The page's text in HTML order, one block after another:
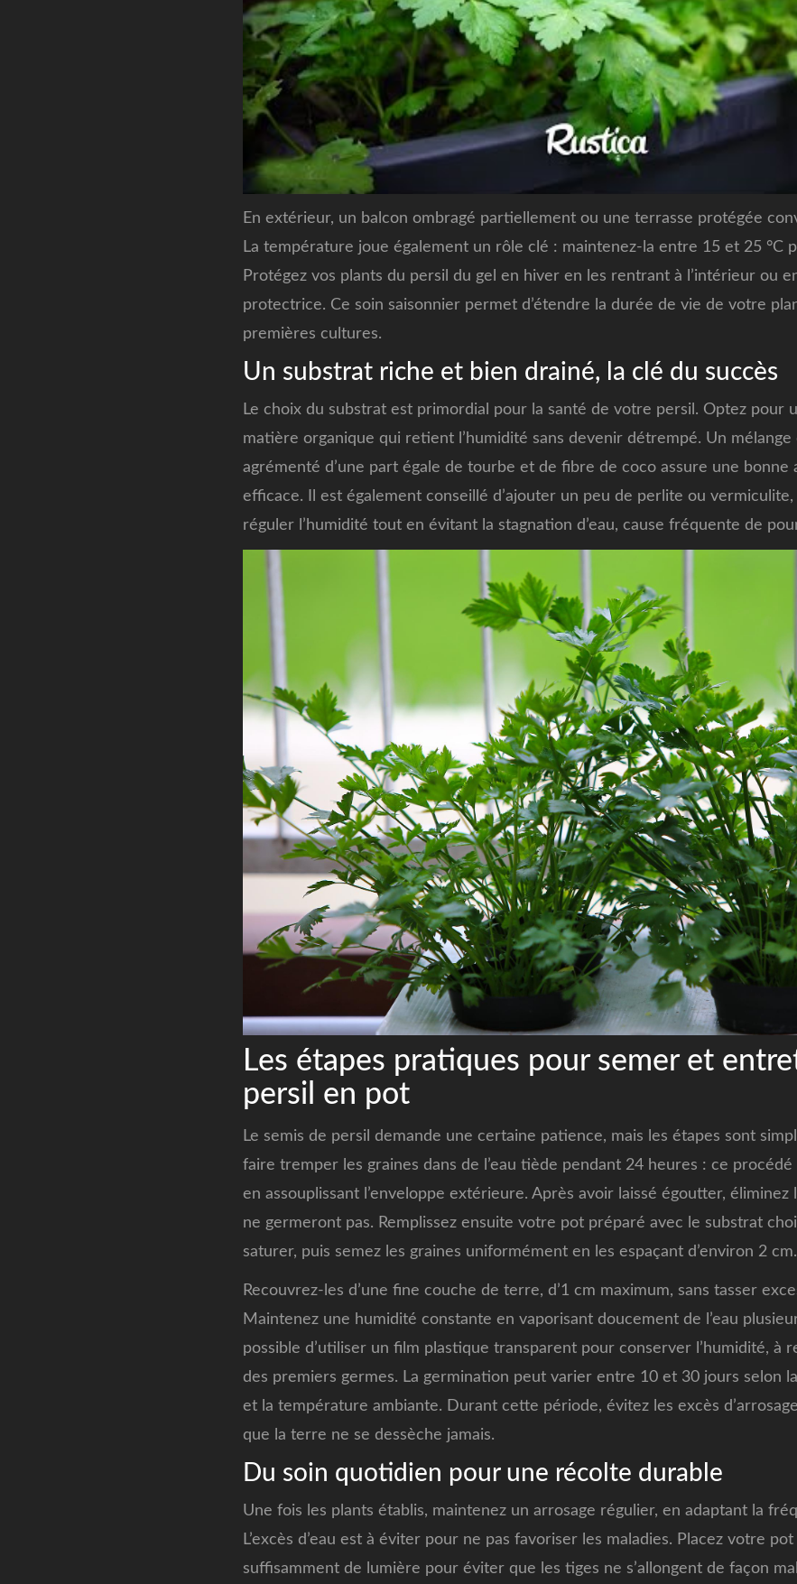
En extérieur, un balcon ombragé partiellement ou une terrasse protégée
La température joue également un rôle clé : maintenez-la entre 15 et 25 °C
Protégez vos plants du persil du gel en hiver en les rentrant à l’intérieur ou
protectrice. Ce soin saisonnier permet d’étendre la durée de vie de votre
premières cultures.
Un substrat riche et bien drainé, la clé du succès
Le choix du substrat est primordial pour la santé de votre persil. Optez pour
matière organique qui retient l’humidité sans devenir détrempé. Un mélange
agrémenté d’une part égale de tourbe et de fibre de coco assure une bonne
efficace. Il est également conseillé d’ajouter un peu de perlite ou
réguler l’humidité tout en évitant la stagnation d’eau, cause fréquente de
Les étapes pratiques pour semer et
persil en pot
Le semis de persil demande une certaine patience, mais les étapes sont
faire tremper les graines dans de l’eau tiède pendant 24 heures : ce
en assouplissant l’enveloppe extérieure. Après avoir laissé égoutter,
ne germeront pas. Remplissez ensuite votre pot préparé avec le substrat
saturer, puis semez les graines uniformément en les espaçant d’environ 2 cm.
Recouvrez-les d’une fine couche de terre, d’1 cm maximum, sans tasser
Maintenez une humidité constante en vaporisant doucement de l’eau
possible d’utiliser un film plastique transparent pour conserver l’humidité, à
des premiers germes. La germination peut varier entre 10 et 30 jours selon
et la température ambiante. Durant cette période, évitez les excès
que la terre ne se dessèche jamais.
Du soin quotidien pour une récolte durable
Une fois les plants établis, maintenez un arrosage régulier, en adaptant la
L’excès d’eau est à éviter pour ne pas favoriser les maladies. Placez votre
suffisamment de lumière pour éviter que les tiges ne s’allongent de façon